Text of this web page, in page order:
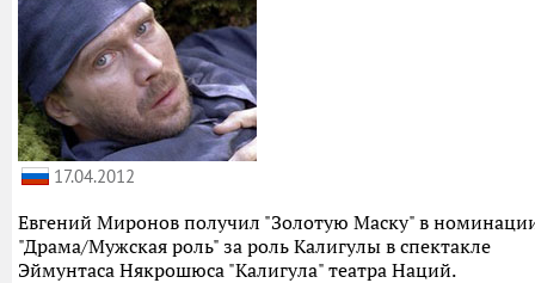
17.04.2012
Евгений Миронов получил "Золотую Маску" в
"Драма/Мужская роль" за роль Калигулы в спектакле
Эймунтаса Някрошюса "Калигула" театра Наций.